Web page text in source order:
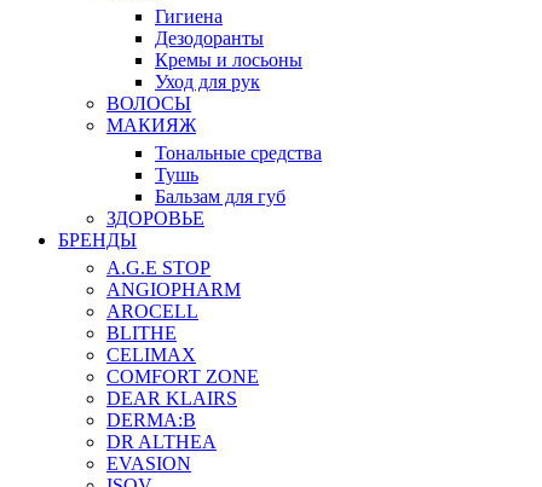
Гигиена
Дезодоранты
Кремы и лосьоны
Уход для рук
ВОЛОСЫ
МАКИЯЖ
Тональные средства
Тушь
Бальзам для губ
ЗДОРОВЬЕ
БРЕНДЫ
A.G.E STOP
ANGIOPHARM
AROCELL
BLITHE
CELIMAX
COMFORT ZONE
DEAR KLAIRS
DERMA:B
DR ALTHEA
EVASION